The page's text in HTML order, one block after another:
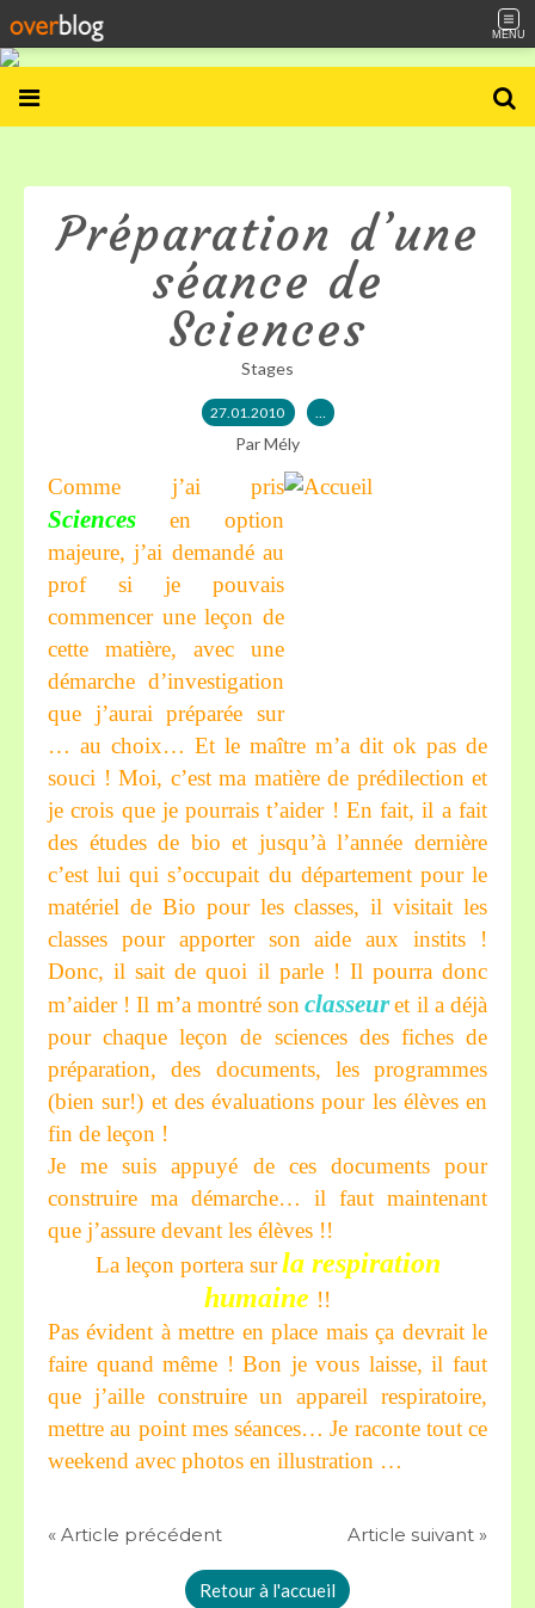
MENU
Préparation d’une
séance de
Sciences
Stages
27.01.2010 …
Par Mély
Comme j’ai pris
Sciences
en option
majeure, j’ai demandé au
prof si je pouvais
commencer une leçon de
cette matière, avec une
démarche d’investigation
que j’aurai préparée sur
… au choix… Et le maître m’a dit ok pas de
souci ! Moi, c’est ma matière de prédilection et
je crois que je pourrais t’aider ! En fait, il a fait
des études de bio et jusqu’à l’année dernière
c’est lui qui s’occupait du département pour le
matériel de Bio pour les classes, il visitait les
classes pour apporter son aide aux instits !
Donc, il sait de quoi il parle ! Il pourra donc
m’aider ! Il m’a montré son classeur et il a déjà
pour chaque leçon de sciences des fiches de
préparation, des documents, les programmes
(bien sur!) et des évaluations pour les élèves en
fin de leçon !
Je me suis appuyé de ces documents pour
construire ma démarche… il faut maintenant
que j’assure devant les élèves !!
La leçon portera sur la respiration
humaine !!
Pas évident à mettre en place mais ça devrait le
faire quand même ! Bon je vous laisse, il faut
que j’aille construire un appareil respiratoire,
mettre au point mes séances… Je raconte tout ce
weekend avec photos en illustration …
« Article précédent Article suivant »
Retour à l'accueil